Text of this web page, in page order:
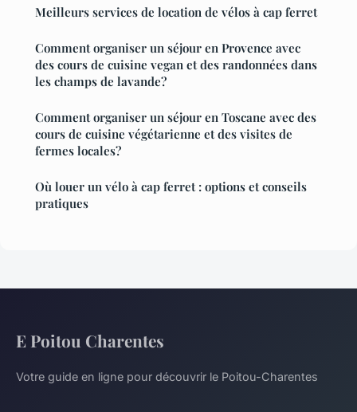
Meilleurs services de location de vélos à cap ferret
Comment organiser un séjour en Provence avec
des cours de cuisine vegan et des randonnées dans
les champs de lavande?
Comment organiser un séjour en Toscane avec des
cours de cuisine végétarienne et des visites de
fermes locales?
Où louer un vélo à cap ferret : options et conseils
pratiques
E Poitou Charentes
Votre guide en ligne pour découvrir le Poitou-Charentes